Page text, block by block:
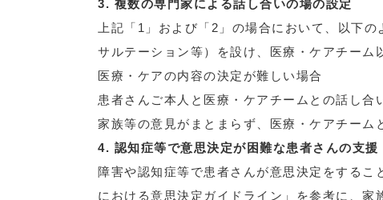
3. 複数の専門家による話し合いの場の設定
上記「1」および「2」の場合において、以下
サルテーション等）を設け、医療・ケアチーム
医療・ケアの内容の決定が難しい場合
患者さんご本人と医療・ケアチームとの話し合
家族等の意見がまとまらず、医療・ケアチーム
4. 認知症等で意思決定が困難な患者さんの支援
障害や認知症等で患者さんが意思決定をする
における意思決定ガイドライン」を参考に、